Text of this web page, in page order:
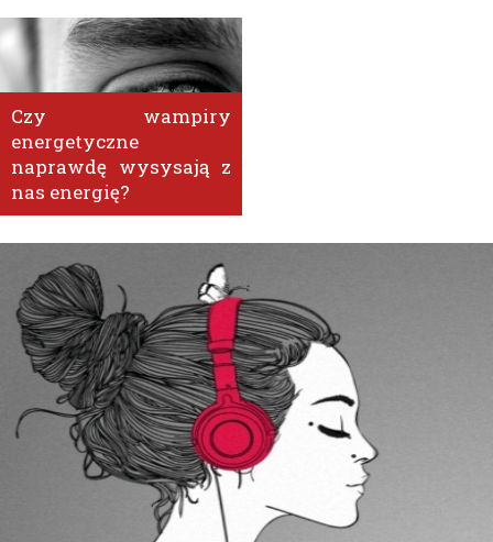
Czy wampiry
energetyczne
naprawdę wysysają z
nas energię?